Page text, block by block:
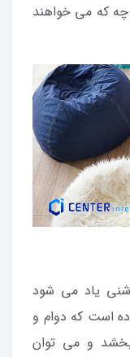
چه که می خواهند
یاد می شود
است که دوام و
و می توان